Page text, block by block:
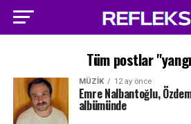
Tüm postlar
MÜZIK 12 ay önce
Emre Nalbantoğlu,
albümünde